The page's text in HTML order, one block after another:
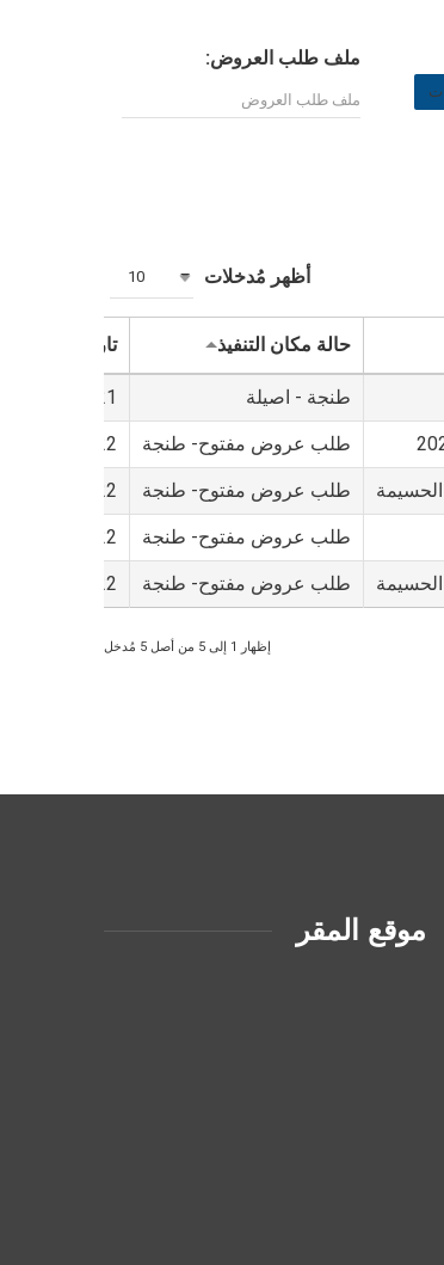
ملف طلب العروض:
أظهر مُدخلات 10
حالة مكان التنفيذ تاريخ فتح
طنجة - اصيلة 16/07/2021 11:00 AM
طلب عروض مفتوح- طنجة 10/06/2022 10:30 AM
طلب عروض مفتوح- طنجة 10/06/2022 11:30 AM
طلب عروض مفتوح- طنجة 26/09/2022 12:30 PM
طلب عروض مفتوح- طنجة 26/09/2022 10:30 PM
إظهار 1 إلى 5 من أصل 5 مُدخل
موقع المقر